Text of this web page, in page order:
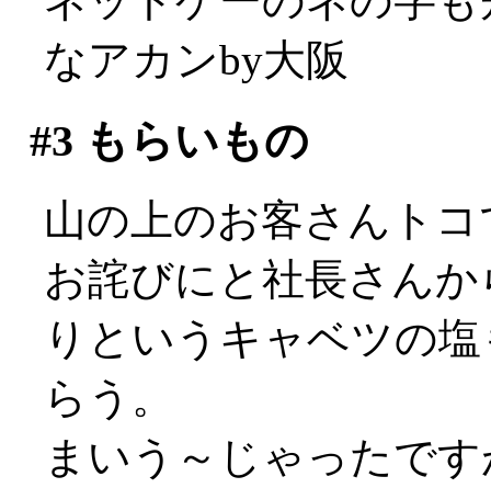
なアカンby大阪
#3 もらいもの
山の上のお客さんト
お詫びにと社長さん
りというキャベツの
らう。
まいう～じゃったで